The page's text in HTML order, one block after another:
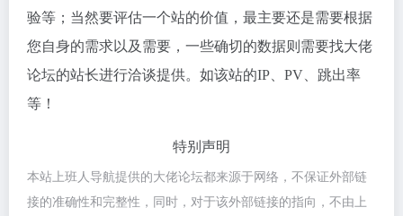
验等；当然要评估一个站的价值，最主要还是需要根据
您自身的需求以及需要，一些确切的数据则需要找大佬
论坛的站长进行洽谈提供。如该站的IP、PV、跳出率
等！
特别声明
本站上班人导航提供的大佬论坛都来源于网络，不保证外部链
接的准确性和完整性，同时，对于该外部链接的指向，不由上